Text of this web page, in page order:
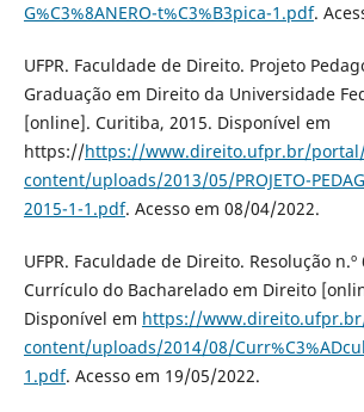
G%C3%8ANERO-t%C3%B3pica-1.pdf.
UFPR. Faculdade de Direito. Projeto
Graduação em Direito da Universidade
[online]. Curitiba, 2015. Disponível em
https://https://www.direito.ufpr.br/
content/uploads/2013/05/PROJETO-
2015-1-1.pdf. Acesso em 08/04/2022.
UFPR. Faculdade de Direito. Resolução n.º
Currículo do Bacharelado em Direito
Disponível em https://
content/uploads/2014/08/
1.pdf. Acesso em 19/05/2022.